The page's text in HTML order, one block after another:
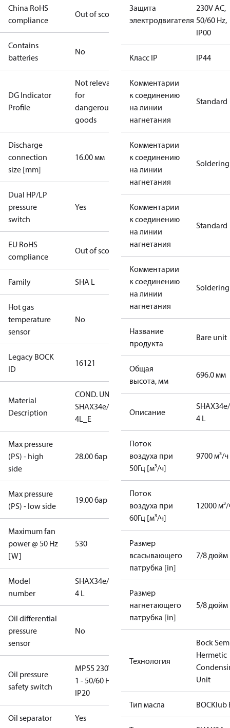
China RoHS
compliance
Out of scope
Contains
batteries
No
DG Indicator
Profile
Not relevant
for
dangerous
goods
Discharge
connection
size [mm]
16.00 мм
Dual HP/LP
pressure
switch
Yes
EU RoHS
compliance
Out of scope
Family SHA L
Hot gas
temperature
sensor
No
Legacy BOCK
ID
16121
Material
Description
COND. UNIT
SHAX34e/380-
4L_E
Max pressure
(PS) - high
side
28.00 бар
Max pressure
(PS) - low side
19.00 бар
Maximum fan
power @ 50 Hz
[W]
530
Model
number
SHAX34e/380-
4 L
Oil differential
pressure
sensor
No
Oil pressure
safety switch
MP55 230V -
1 - 50/60 Hz,
IP20
Oil separator Yes
Защита
электродвигателя
230V AC,
50/60 Hz,
IP00
Класс IP IP44
Комментарии
к соединению
на линии
нагнетания
Standard
Комментарии
к соединению
на линии
нагнетания
Soldering
Комментарии
к соединению
на линии
нагнетания
Standard
Комментарии
к соединению
на линии
нагнетания
Soldering
Название
продукта
Bare unit
Общая
высота, мм
696.0 мм
Описание
4 L
Поток
воздуха при
50Гц [м³/ч]
9700 м³/ч
Поток
воздуха при
60Гц [м³/ч]
12000
Размер
всасывающего
патрубка [in]
7/8 дюйм
Размер
нагнетающего
патрубка [in]
5/8 дюйм
Технология
Bock
Hermetic
Unit
Тип масла BOCKlub